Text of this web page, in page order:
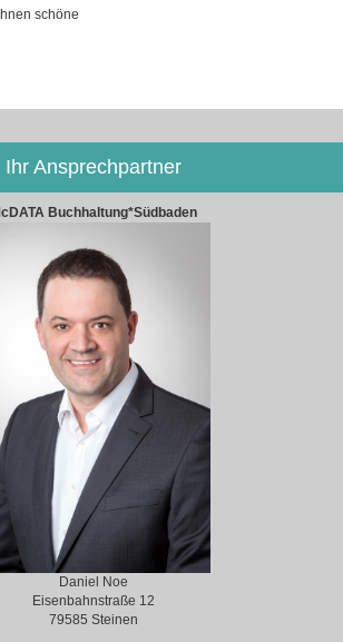
Ihr Ansprechpartner
Buchhaltung*Südbaden
Daniel Noe
Eisenbahnstraße 12
79585 Steinen